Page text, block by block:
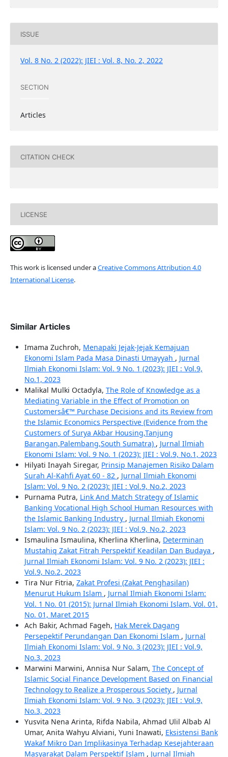
ISSUE
Vol. 8 No. 2 (2022): JIEI : Vol. 8, No. 2, 2022
SECTION
Articles
CITATION CHECK
LICENSE
This work is licensed under aCreative Commons Attribution 4.0
International License.
Similar Articles
Imama Zuchroh, Menapaki Jejak-Jejak Kemajuan
Ekonomi Islam Pada Masa Dinasti Umayyah , Jurnal
Ilmiah Ekonomi Islam: Vol. 9 No. 1 (2023): JIEI : Vol.9,
No.1, 2023
Malikal Mulki Octadyla, The Role of Knowledge as a
Mediating Variable in the Effect of Promotion on
Customersâ€™ Purchase Decisions and its Review from
the Islamic Economics Perspective (Evidence from the
Customers of Surya Akbar Housing,Tanjung
Barangan,Palembang,South Sumatra) , Jurnal Ilmiah
Ekonomi Islam: Vol. 9 No. 1 (2023): JIEI : Vol.9, No.1, 2023
Hilyati Inayah Siregar, Prinsip Manajemen Risiko Dalam
Surah Al-Kahfi Ayat 60 - 82 , Jurnal Ilmiah Ekonomi
Islam: Vol. 9 No. 2 (2023): JIEI : Vol.9, No.2, 2023
Purnama Putra, Link And Match Strategy of Islamic
Banking Vocational High School Human Resources with
the Islamic Banking Industry , Jurnal Ilmiah Ekonomi
Islam: Vol. 9 No. 2 (2023): JIEI : Vol.9, No.2, 2023
Ismaulina Ismaulina, Kherlina Kherlina, Determinan
Mustahiq Zakat Fitrah Perspektif Keadilan Dan Budaya ,
Jurnal Ilmiah Ekonomi Islam: Vol. 9 No. 2 (2023): JIEI :
Vol.9, No.2, 2023
Tira Nur Fitria, Zakat Profesi (Zakat Penghasilan)
Menurut Hukum Islam , Jurnal Ilmiah Ekonomi Islam:
Vol. 1 No. 01 (2015): Jurnal Ilmiah Ekonomi Islam, Vol. 01,
No. 01, Maret 2015
Ach Bakir, Achmad Fageh, Hak Merek Dagang
Persepektif Perundangan Dan Ekonomi Islam , Jurnal
Ilmiah Ekonomi Islam: Vol. 9 No. 3 (2023): JIEI : Vol.9,
No.3, 2023
Marwini Marwini, Annisa Nur Salam, The Concept of
Islamic Social Finance Development Based on Financial
Technology to Realize a Prosperous Society , Jurnal
Ilmiah Ekonomi Islam: Vol. 9 No. 3 (2023): JIEI : Vol.9,
No.3, 2023
Yusvita Nena Arinta, Rifda Nabila, Ahmad Ulil Albab Al
Umar, Anita Wahyu Alviani, Yuni Inawati, Eksistensi Bank
Wakaf Mikro Dan Implikasinya Terhadap Kesejahteraan
Masyarakat Dalam Perspektif Islam , Jurnal Ilmiah